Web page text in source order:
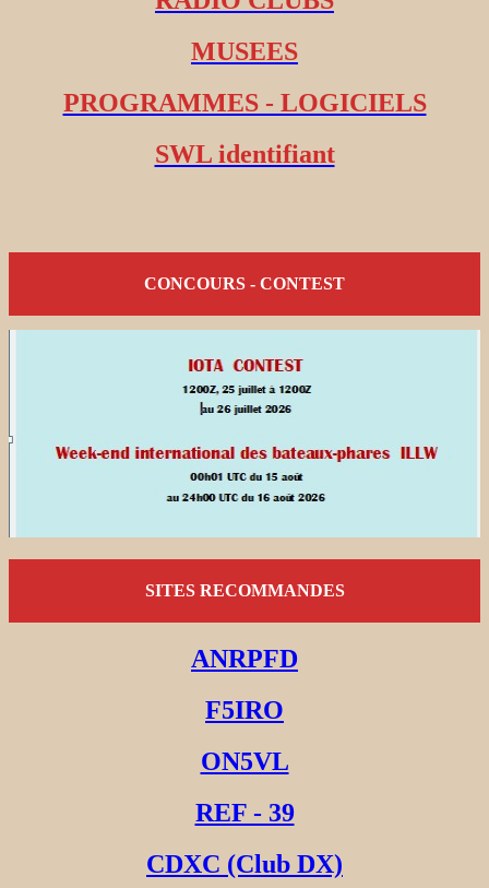
MUSEES
PROGRAMMES - LOGICIELS
SWL identifiant
CONCOURS - CONTEST
SITES RECOMMANDES
ANRPFD
F5IRO
ON5VL
REF - 39
CDXC (Club DX)